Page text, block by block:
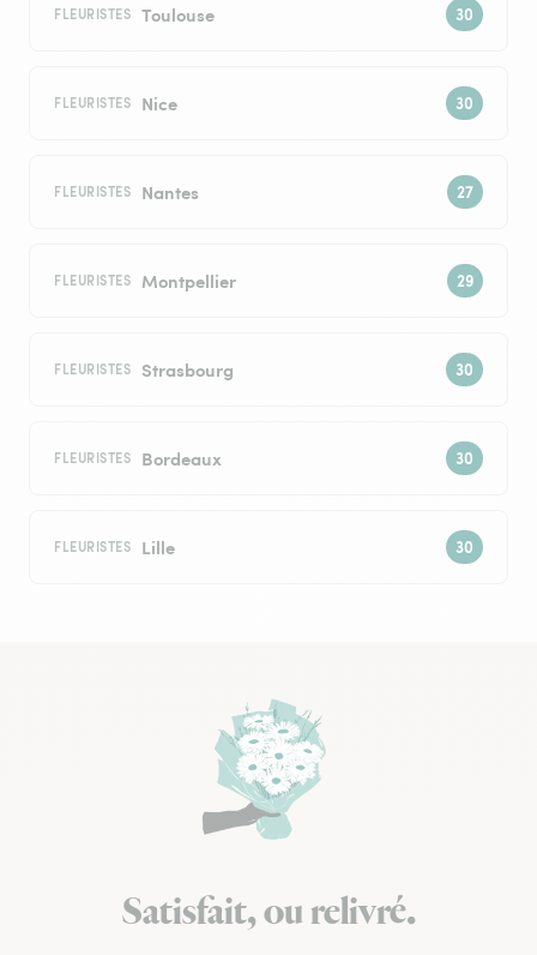
FLEURISTES Toulouse
FLEURISTES Nice
FLEURISTES Nantes
FLEURISTES Montpellier
FLEURISTES Strasbourg
FLEURISTES Bordeaux
FLEURISTES Lille
Satisfait, ou relivré.